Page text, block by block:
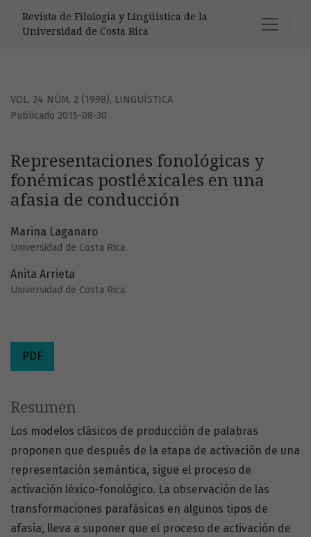
Revista de Filología y Lingüística de la
Universidad de Costa Rica
VOL. 24 NÚM. 2 (1998), LINGÜÍSTICA
Representaciones fonológicas y
fonémicas postléxicales en una
afasia de conducción
Publicado 2015-08-30
Marina Laganaro
Universidad de Costa Rica
Anita Arrieta
Universidad de Costa Rica
PDF
Resumen
Los modelos clásicos de producción de palabras
proponen que después de la etapa de activación de una
representación semántica, sigue el proceso de
activación léxico-fonológico. La observación de las
transformaciones parafásicas en algunos tipos de
afasia, lleva a suponer que el proceso de activación de